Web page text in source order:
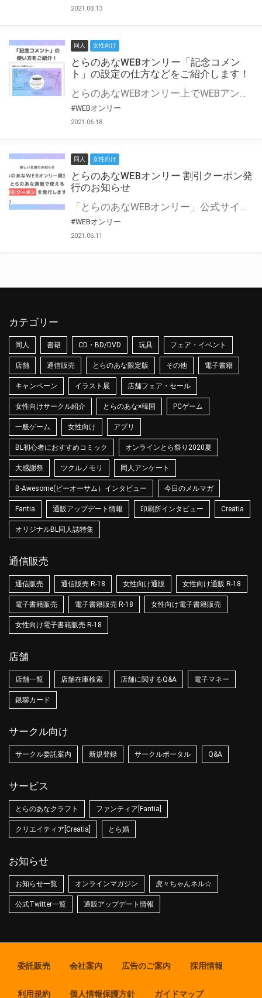
2021.08.13
同人 女性向け
とらのあなWEBオンリー「記念コメン
ト」の設定の仕方などをご紹介します！
とらのあなWEBオンリー上でWEBアンソロジーが作成できる「記念コメント」について、その使い方や作成手順を解説します！ 支援タイプを「サークル参加型」「サークル参加型・マルシェ(イベント会場)機能付き」でお申し込みいただいている主催者様はぜひご活用ください♪ とらのあなWEBオンリーサイトはこちら
#WEBオンリー
2021.06.18
同人 女性向け
とらのあなWEBオンリー 割引クーポン発
行のお知らせ
「とらのあなWEBオンリー」公式サイトでとらのあな通販の「割引クーポン」を配布中！ イベントごとに開催当日限定で使える割引クーポンのシリアルコードを発行します。 とらのあなWEBオンリーのページをチェックして、イベント当日にお得にお買い物を楽しみましょう♪ ※本キャンペーンは予告なく終了する場合がございます。 とらのあなWEBオンリーサイトはこちら
#WEBオンリー
2021.06.11
カテゴリー
同人 書籍 CD・BD/DVD 玩具 フェア・イベント
店舗 通信販売 とらのあな限定版 その他 電子書籍
キャンペーン イラスト展 店舗フェア・セール
女性向けサークル紹介 とらのあな×韓国 PCゲーム
一般ゲーム 女性向け アプリ
BL初心者におすすめコミック オンラインとら祭り2020夏
大感謝祭 ツクルノモリ 同人アンケート
B-Awesome(ビーオーサム）インタビュー 今日のメルマガ
Fantia 通販アップデート情報 印刷所インタビュー Creatia
オリジナルBL同人誌特集
通信販売
通信販売 通信販売 R-18 女性向け通販 女性向け通販 R-18
電子書籍販売 電子書籍販売 R-18 女性向け電子書籍販売
女性向け電子書籍販売 R-18
店舗
店舗一覧 店舗在庫検索 店舗に関するQ&A 電子マネー
銀聯カード
サークル向け
サークル委託案内 新規登録 サークルポータル Q&A
サービス
とらのあなクラフト ファンティア[Fantia]
クリエイティア[Creatia] とら婚
お知らせ
お知らせ一覧 オンラインマガジン 虎々ちゃんネル☆
公式Twitter一覧 通販アップデート情報
委託販売 会社案内 広告のご案内 採用情報
利用規約 個人情報保護方針 ガイドマップ